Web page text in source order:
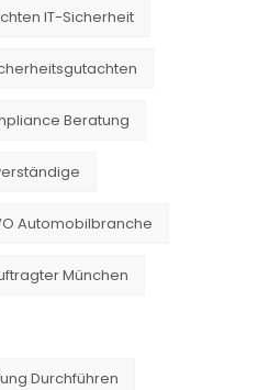
IT-Sicherheit
Beratung
Automobilbranche
München
Durchführen